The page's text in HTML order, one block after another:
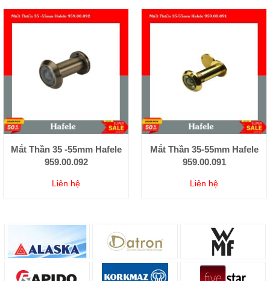
Mắt Thần 35 -55mm Hafele
959.00.092
Liên hệ
Mắt Thần 35-55mm Hafele
959.00.091
Liên hệ